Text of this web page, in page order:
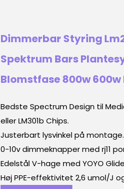
Dimmerbar Styring
Spektrum Bars
Blomstfase 800w 600w
Bedste Spectrum Design til
eller LM301b Chips.
Justerbart lysvinkel på montage.
0-10v dimmeknapper med rj11
Edelstål V-hage med YOYO
Høj PPE-effektivitet 2,6 umol/J